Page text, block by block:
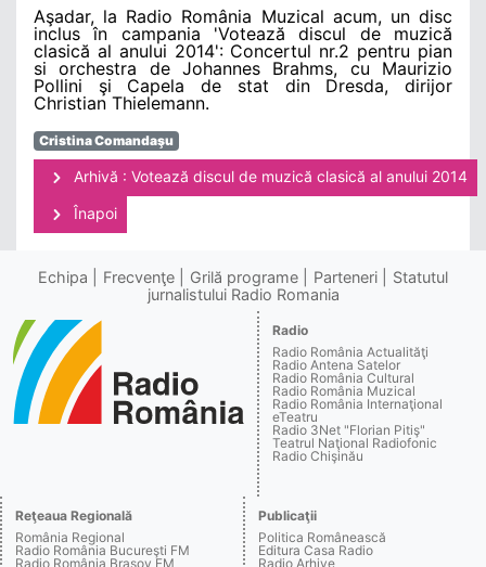
Aşadar, la Radio România Muzical acum, un disc
inclus în campania 'Votează discul de muzică
clasică al anului 2014': Concertul nr.2 pentru pian
si orchestra de Johannes Brahms, cu Maurizio
Pollini şi Capela de stat din Dresda, dirijor
Christian Thielemann.
Cristina Comandaşu
Arhivă : Votează discul de muzică clasică al anului 2014
Înapoi
Echipa Frecvenţe Grilă programe Parteneri
Statutul
jurnalistului Radio Romania
Radio
Radio România Actualităţi
Radio Antena Satelor
Radio România Cultural
Radio România Muzical
Radio România Internaţional
eTeatru
Radio 3Net "Florian Pitiş"
Teatrul Naţional Radiofonic
Radio Chişinău
Reţeaua Regională
România Regional
Radio România Bucureşti FM
Radio România Braşov FM
Publicaţii
Politica Românească
Editura Casa Radio
Radio Arhive